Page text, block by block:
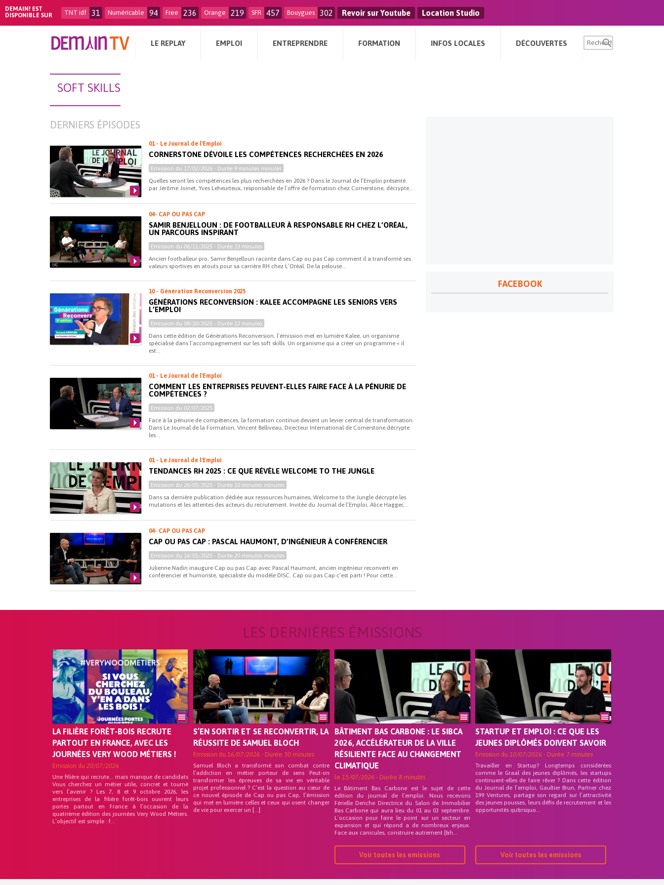
DEMAIN! EST
DISPONIBLE SUR
TNT idf 31 Numéricable 94 Free 236 Orange 219 SFR 457 Bouygues 302 Revoir sur Youtube Location Studio
LE REPLAY EMPLOI ENTREPRENDRE FORMATION INFOS LOCALES DÉCOUVERTES
SOFT SKILLS
DERNIERS ÉPISODES
01 - Le Journal de l'Emploi
CORNERSTONE DÉVOILE LES COMPÉTENCES RECHERCHÉES EN 2026
Emission du17/02/2026 - Durée 9 minutes minutes
Quelles seront les compétences les plus recherchées en 2026 ? Dans le Journal de l’Emploi présenté
par Jérôme Joinet, Yves Leheurteux, responsable de l’offre de formation chez Cornerstone, décrypte...
04- CAP OU PAS CAP
SAMIR BENJELLOUN : DE FOOTBALLEUR À RESPONSABLE RH CHEZ L’ORÉAL,
UN PARCOURS INSPIRANT
Emission du 06/11/2025 - Durée33 minutes
Ancien footballeur pro, Samir Benjelloun raconte dans Cap ou pas Cap comment il a transformé ses
valeurs sportives en atouts pour sa carrière RH chez L’Oréal. De la pelouse...
10 - Génération Reconversion 2025
GÉNÉRATIONS RECONVERSION : KALEE ACCOMPAGNE LES SENIORS VERS
L’EMPLOI
Emission du 08/10/2025 - Durée12 minutes
Dans cette édition de Générations Reconversion, l’émission met en lumière Kalee, un organisme
spécialisé dans l’accompagnement sur les soft skills. Un organisme qui a créer un programme « il
est...
01 - Le Journal de l'Emploi
COMMENT LES ENTREPRISES PEUVENT-ELLES FAIRE FACE À LA PÉNURIE DE
COMPÉTENCES ?
Emission du 02/07/2025
Face à la pénurie de compétences, la formation continue devient un levier central de transformation.
Dans Le Journal de la Formation, Vincent Belliveau, Directeur International de Cornerstone décrypte
les...
01 - Le Journal de l'Emploi
TENDANCES RH 2025 : CE QUE RÉVÈLE WELCOME TO THE JUNGLE
Emission du26/05/2025 - Durée10 minutes minutes
Dans sa dernière publication dédiée aux ressources humaines, Welcome to the Jungle décrypte les
mutations et les attentes des acteurs du recrutement. Invitée du Journal de l’Emploi, Alice Hagger,...
04- CAP OU PAS CAP
CAP OU PAS CAP : PASCAL HAUMONT, D’INGÉNIEUR À CONFÉRENCIER
Emission du16/01/2025 - Durée20 minutes minutes
Julienne Nadin inaugure Cap ou pas Cap avec Pascal Haumont, ancien ingénieur reconverti en
conférencier et humoriste, spécialiste du modèle DISC. Cap ou pas Cap c’est parti ! Pour cette...
FACEBOOK
LES DERNIÈRES ÉMISSIONS
LA FILIÈRE FORÊT-BOIS RECRUTE
PARTOUT EN FRANCE, AVEC LES
JOURNÉES VERY WOOD MÉTIERS !
Emission du 20/07/2026
Une filière qui recrute… mais manque de candidats
Vous cherchez un métier utile, concret et tourné
vers l’avenir ? Les 7, 8 et 9 octobre 2026, les
entreprises de la filière forêt-bois ouvrent leurs
portes partout en France à l’occasion de la
quatrième édition des journées Very Wood Métiers.
L’objectif est simple : f...
S’EN SORTIR ET SE RECONVERTIR, LA
RÉUSSITE DE SAMUEL BLOCH
Emission du16/07/2026 - Durée30 minutes
Samuel Bloch a transformé son combat contre
l’addiction en métier porteur de sens Peut-on
transformer les épreuves de sa vie en véritable
projet professionnel ? C’est la question au cœur de
ce nouvel épisode de Cap ou pas Cap, l’émission
qui met en lumière celles et ceux qui osent changer
de vie pour exercer un […]
BÂTIMENT BAS CARBONE : LE SIBCA
2026, ACCÉLÉRATEUR DE LA VILLE
RÉSILIENTE FACE AU CHANGEMENT
CLIMATIQUE
le 15/07/2026 - Durée 8 minutes
Le Bâtiment Bas Carbone est le sujet de cette
édition du journal de l’emploi. Nous recevons
Férielle Deriche Directrice du Salon de Immobilier
Bas Carbone qui aura lieu du 01 au 03 septembre.
L’occasion pour faire le point sur un secteur en
expansion et qui répond a de nombreux enjeux.
Face aux canicules, construire autrement [&h...
Voir toutes les emissions
STARTUP ET EMPLOI : CE QUE LES
JEUNES DIPLÔMÉS DOIVENT SAVOIR
Emission du 10/07/2026 - Durée 7 minutes
Travailler en Startup? Longtemps considérées
comme le Graal des jeunes diplômés, les startups
continuent-elles de faire rêver ? Dans cette édition
du Journal de l’emploi, Gaultier Brun, Partner chez
199 Ventures, partage son regard sur l’attractivité
des jeunes pousses, leurs défis de recrutement et les
opportunités qu&rsquo...
Voir toutes les emissions